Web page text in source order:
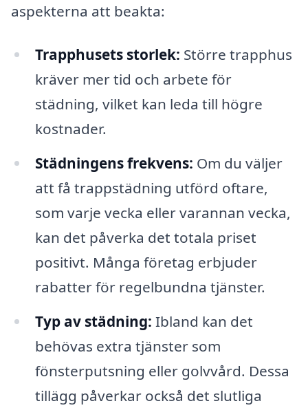
aspekterna att beakta:
Trapphusets storlek: Större trapphus
kräver mer tid och arbete för
städning, vilket kan leda till högre
kostnader.
Städningens frekvens: Om du väljer
att få trappstädning utförd oftare,
som varje vecka eller varannan vecka,
kan det påverka det totala priset
positivt. Många företag erbjuder
rabatter för regelbundna tjänster.
Typ av städning: Ibland kan det
behövas extra tjänster som
fönsterputsning eller golvvård. Dessa
tillägg påverkar också det slutliga